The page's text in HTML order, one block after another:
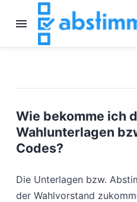
Wie bekomme ich
Wahlunterlagen
Codes?
Die Unterlagen bzw.
der Wahlvorstand